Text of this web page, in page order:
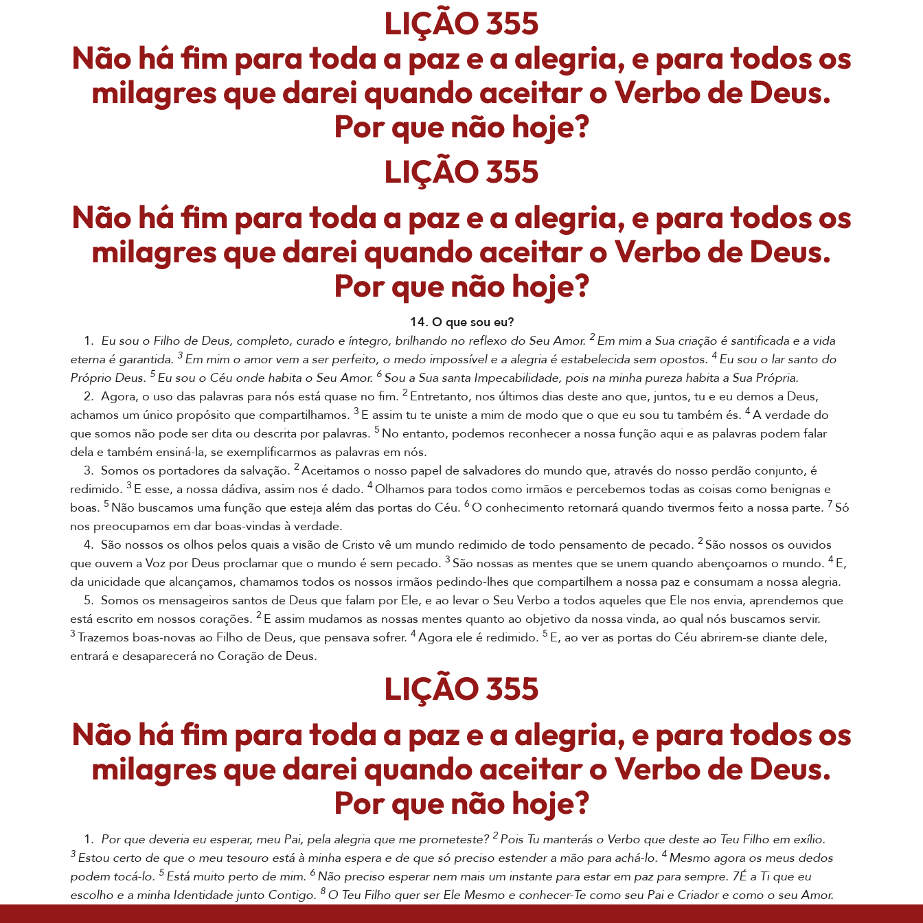
LIÇÃO 355
Não há fim para toda a paz e a alegria, e para todos os
milagres que darei quando aceitar o Verbo de Deus.
Por que não hoje?
LIÇÃO 355
Não há fim para toda a paz e a alegria, e para todos os
milagres que darei quando aceitar o Verbo de Deus.
Por que não hoje?
14. O que sou eu?
1. Eu sou o Filho de Deus, completo, curado e íntegro, brilhando no reflexo do Seu Amor. 2 Em mim a Sua criação é santificada e a vida
eterna é garantida. 3 Em mim o amor vem a ser perfeito, o medo impossível e a alegria é estabelecida sem opostos. 4 Eu sou o lar santo do
Próprio Deus. 5 Eu sou o Céu onde habita o Seu Amor. 6 Sou a Sua santa Impecabilidade, pois na minha pureza habita a Sua Própria.
2. Agora, o uso das palavras para nós está quase no fim. 2 Entretanto, nos últimos dias deste ano que, juntos, tu e eu demos a Deus,
achamos um único propósito que compartilhamos. 3 E assim tu te uniste a mim de modo que o que eu sou tu também és. 4A verdade do
que somos não pode ser dita ou descrita por palavras. 5 No entanto, podemos reconhecer a nossa função aqui e as palavras podem falar
dela e também ensiná-la, se exemplificarmos as palavras em nós.
3. Somos os portadores da salvação. 2 Aceitamos o nosso papel de salvadores do mundo que, através do nosso perdão conjunto, é
redimido. 3 E esse, a nossa dádiva, assim nos é dado. 4Olhamos para todos como irmãos e percebemos todas as coisas como benignas e
boas. 5 Não buscamos uma função que esteja além das portas do Céu. 6O conhecimento retornará quando tivermos feito a nossa parte. 7 Só
nos preocupamos em dar boas-vindas à verdade.
4. São nossos os olhos pelos quais a visão de Cristo vê um mundo redimido de todo pensamento de pecado. 2 São nossos os ouvidos
que ouvem a Voz por Deus proclamar que o mundo é sem pecado. 3 São nossas as mentes que se unem quando abençoamos o mundo. 4 E,
da unicidade que alcançamos, chamamos todos os nossos irmãos pedindo-lhes que compartilhem a nossa paz e consumam a nossa alegria.
5. Somos os mensageiros santos de Deus que falam por Ele, e ao levar o Seu Verbo a todos aqueles que Ele nos envia, aprendemos que
está escrito em nossos corações. 2 E assim mudamos as nossas mentes quanto ao objetivo da nossa vinda, ao qual nós buscamos servir.
3 Trazemos boas-novas ao Filho de Deus, que pensava sofrer. 4Agora ele é redimido. 5 E, ao ver as portas do Céu abrirem-se diante dele,
entrará e desaparecerá no Coração de Deus.
LIÇÃO 355
Não há fim para toda a paz e a alegria, e para todos os
milagres que darei quando aceitar o Verbo de Deus.
Por que não hoje?
1. Por que deveria eu esperar, meu Pai, pela alegria que me prometeste? 2 Pois Tu manterás o Verbo que deste ao Teu Filho em exílio.
3 Estou certo de que o meu tesouro está à minha espera e de que só preciso estender a mão para achá-lo. 4 Mesmo agora os meus dedos
podem tocá-lo. 5 Está muito perto de mim. 6 Não preciso esperar nem mais um instante para estar em paz para sempre. 7É a Ti que eu
escolho e a minha Identidade junto Contigo. 8 O Teu Filho quer ser Ele Mesmo e conhecer-Te como seu Pai e Criador e como o seu Amor.